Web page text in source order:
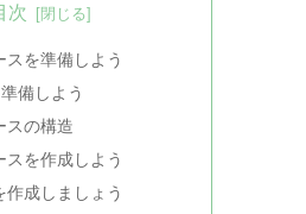
次
スを準備しよう
備しよう
スの構造
スを作成しよう
作成しましょう